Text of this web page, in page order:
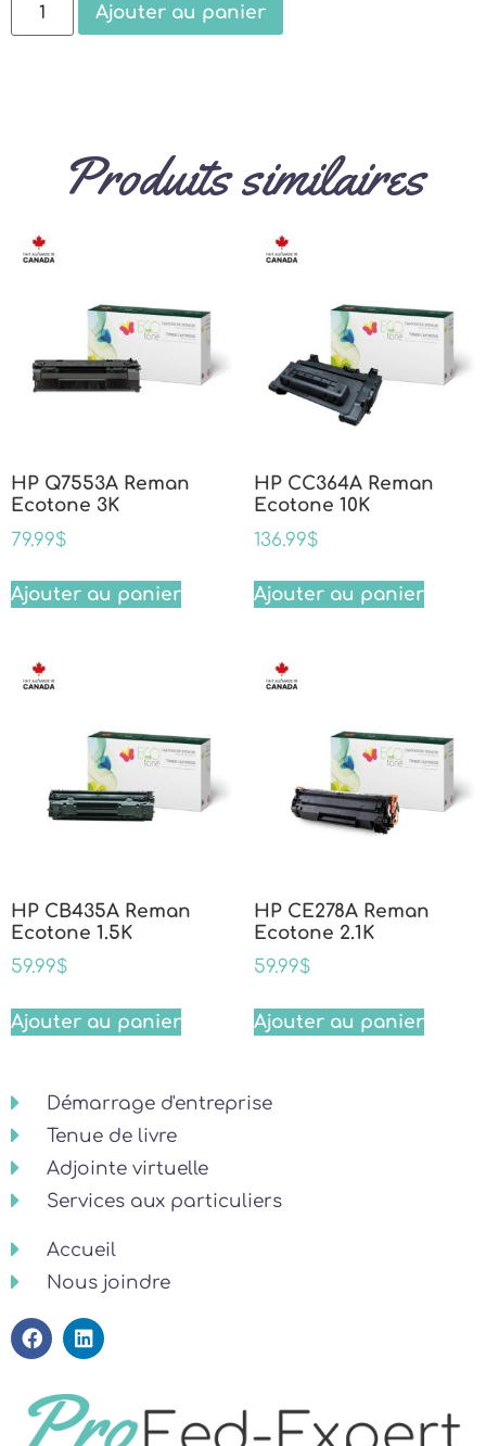
Ajouter au panier
Produits similaires
HP Q7553A Reman
Ecotone 3K
79.99$
Ajouter au panier
HP CC364A Reman
Ecotone 10K
136.99$
Ajouter au panier
HP CB435A Reman
Ecotone 1.5K
59.99$
Ajouter au panier
HP CE278A Reman
Ecotone 2.1K
59.99$
Ajouter au panier
Démarrage d'entreprise
Tenue de livre
Adjointe virtuelle
Services aux particuliers
Accueil
Nous joindre